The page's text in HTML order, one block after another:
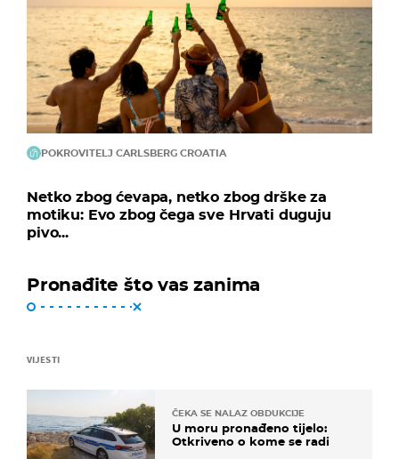
POKROVITELJ CARLSBERG CROATIA
Netko zbog ćevapa, netko zbog drške za
motiku: Evo zbog čega sve Hrvati duguju
pivo...
Pronađite što vas zanima
VIJESTI
ČEKA SE NALAZ OBDUKCIJE
U moru pronađeno tijelo:
Otkriveno o kome se radi